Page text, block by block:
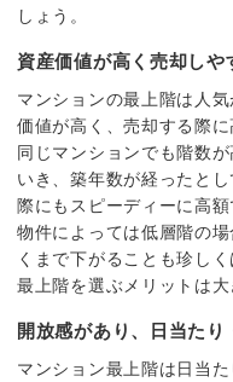
しょう。
資産価値が高く売却しや
マンションの最上階は人
価値が高く、売却する際
同じマンションでも階数
いき、築年数が経ったと
際にもスピーディーに高
物件によっては低層階の
くまで下がることも珍し
最上階を選ぶメリットは大
開放感があり、日当たり
マンション最上階は日当